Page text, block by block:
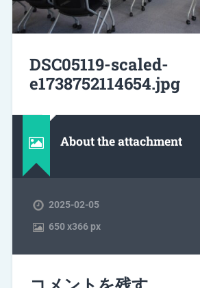
DSC05119-scaled-
e1738752114654.jpg
About the attachment
2025-02-05
650x366 px